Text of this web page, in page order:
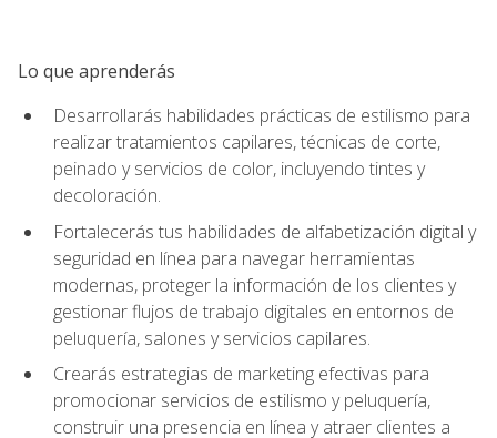
Lo que aprenderás
Desarrollarás habilidades prácticas de estilismo para
realizar tratamientos capilares, técnicas de corte,
peinado y servicios de color, incluyendo tintes y
decoloración.
Fortalecerás tus habilidades de alfabetización digital y
seguridad en línea para navegar herramientas
modernas, proteger la información de los clientes y
gestionar flujos de trabajo digitales en entornos de
peluquería, salones y servicios capilares.
Crearás estrategias de marketing efectivas para
promocionar servicios de estilismo y peluquería,
construir una presencia en línea y atraer clientes a